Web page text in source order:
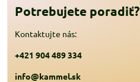
Potrebujete poradiť?
Kontaktujte nás:
+421 904 489 334
info@kammel.sk